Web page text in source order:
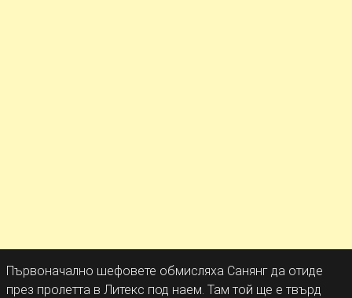
Първоначално шефовете обмисляха Санянг да отиде
през пролетта в Литекс под наем. Там той ще е твърд